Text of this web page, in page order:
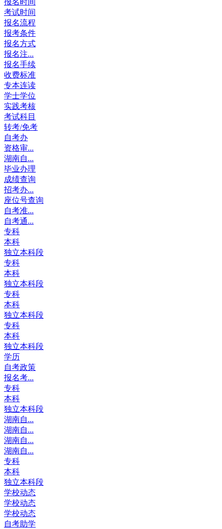
考试时间
报名流程
报考条件
报名方式
报名注...
报名手续
收费标准
专本连读
学士学位
实践考核
考试科目
转考/免考
自考办
资格审...
湖南自...
毕业办理
成绩查询
招考办...
座位号查询
自考准...
自考通...
专科
本科
独立本科段
专科
本科
独立本科段
专科
本科
独立本科段
专科
本科
独立本科段
学历
自考政策
报名考...
专科
本科
独立本科段
湖南自...
湖南自...
湖南自...
湖南自...
专科
本科
独立本科段
学校动态
学校动态
学校动态
自考助学